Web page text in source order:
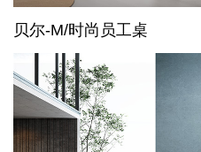
贝尔-M/时尚员工桌